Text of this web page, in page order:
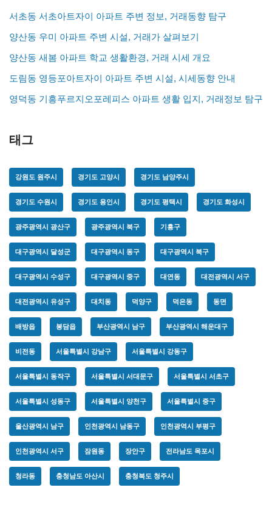
서초동 서초아트자이 아파트 주변 정보, 거래동향 탐구
양산동 우미 아파트 주변 시설, 거래가 살펴보기
양산동 새봄 아파트 학교 생활환경, 거래 시세 개요
도림동 영등포아트자이 아파트 주변 시설, 시세동향 안내
영덕동 기흥푸르지오포레피스 아파트 생활 입지, 거래정보 탐구
태그
강원도 원주시 경기도 고양시 경기도 남양주시
경기도 수원시 경기도 용인시 경기도 평택시 경기도 화성시
광주광역시 광산구 광주광역시 북구 기흥구
대구광역시 달성군 대구광역시 동구 대구광역시 북구
대구광역시 수성구 대구광역시 중구 대연동 대전광역시 서구
대전광역시 유성구 대치동 덕양구 덕은동 동면
배방읍 봉담읍 부산광역시 남구 부산광역시 해운대구
비전동 서울특별시 강남구 서울특별시 강동구
서울특별시 동작구 서울특별시 서대문구 서울특별시 서초구
서울특별시 성동구 서울특별시 양천구 서울특별시 중구
울산광역시 남구 인천광역시 남동구 인천광역시 부평구
인천광역시 서구 잠원동 장안구 전라남도 목포시
청라동 충청남도 아산시 충청북도 청주시